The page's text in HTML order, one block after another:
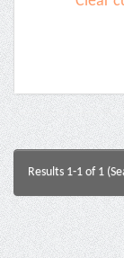
Results 1-1 of 1